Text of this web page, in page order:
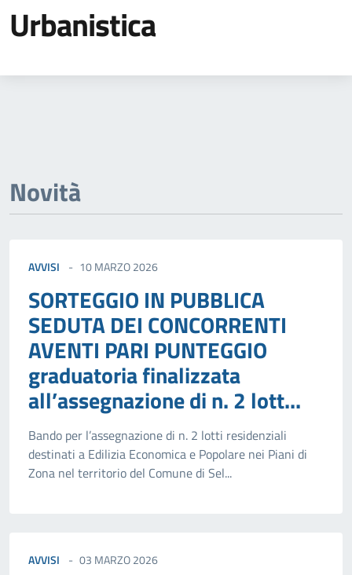
Urbanistica
Dettagli della notizia
Novità
AVVISI 10 MARZO 2026
SORTEGGIO IN PUBBLICA
SEDUTA DEI CONCORRENTI
AVENTI PARI PUNTEGGIO
graduatoria finalizzata
all’assegnazione di n. 2 lott...
Bando per l’assegnazione di n. 2 lotti residenziali
destinati a Edilizia Economica e Popolare nei Piani di
Zona nel territorio del Comune di Sel...
AVVISI 03 MARZO 2026